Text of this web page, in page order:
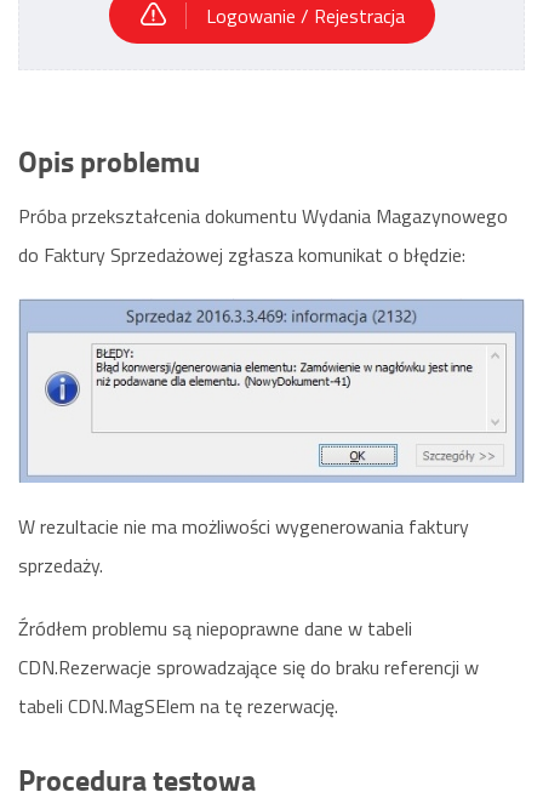
Logowanie / Rejestracja
Opis problemu
Próba przekształcenia dokumentu Wydania Magazynowego
do Faktury Sprzedażowej zgłasza komunikat o błędzie:
W rezultacie nie ma możliwości wygenerowania faktury
sprzedaży.
Źródłem problemu są niepoprawne dane w tabeli
CDN.Rezerwacje sprowadzające się do braku referencji w
tabeli CDN.MagSElem na tę rezerwację.
Procedura testowa